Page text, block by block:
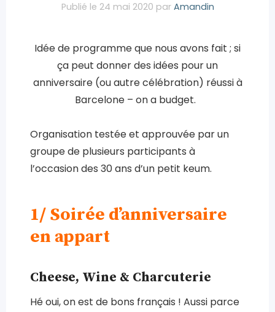
Publié le 24 mai 2020 par Amandin
Idée de programme que nous avons fait ; si
ça peut donner des idées pour un
anniversaire (ou autre célébration) réussi à
Barcelone – on a budget.
Organisation testée et approuvée par un
groupe de plusieurs participants à
l’occasion des 30 ans d’un petit keum.
1/ Soirée d’anniversaire
en appart
Cheese, Wine & Charcuterie
Hé oui, on est de bons français ! Aussi parce